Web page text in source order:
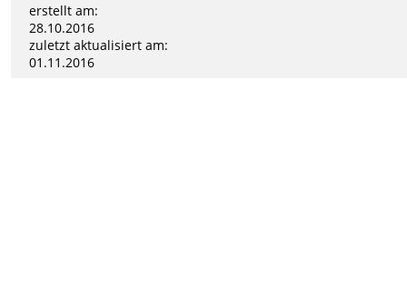
erstellt am:
28.10.2016
zuletzt aktualisiert am:
01.11.2016